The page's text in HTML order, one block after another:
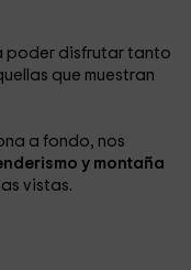
poder disfrutar tanto
que muestran
a fondo, nos
y montaña
vistas.